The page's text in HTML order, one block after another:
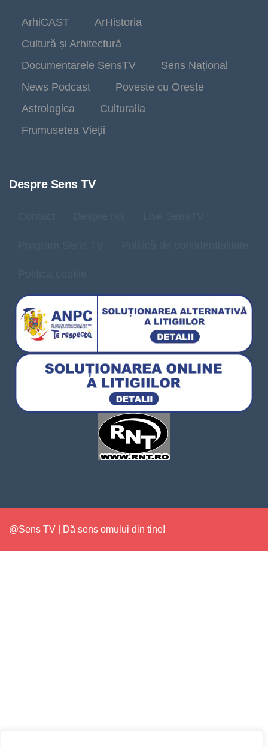
ArhiCAST
ArHistoria
Cultură și Arhitectură
Documentarele SensTV
Sens Național
News Podcast
Poveste cu Oreste
Astrologica
Culturalia
Frumusetea Vieții
Despre Sens TV
@Sens TV | Dă sens omului din tine!